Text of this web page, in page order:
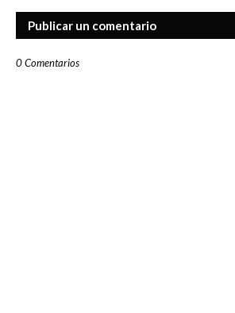
Publicar un comentario
0 Comentarios